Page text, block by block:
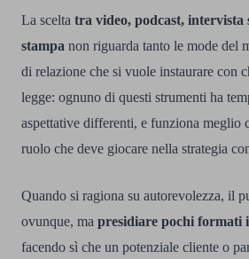
La scelta tra video, podcast, intervista
stampa non riguarda tanto le mode del
di relazione che si vuole instaurare con
legge: ognuno di questi strumenti ha
aspettative differenti, e funziona meglio
ruolo che deve giocare nella strategia
Quando si ragiona su autorevolezza, il
ovunque, ma presidiare pochi formati
facendo sì che un potenziale cliente o